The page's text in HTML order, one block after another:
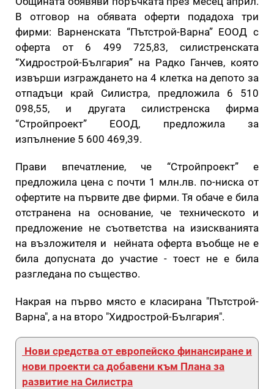
В отговор на обявата оферти подадоха три
фирми: Варненската “Пътстрой-Варна” ЕООД с
оферта от 6 499 725,83, силистренската
“Хидрострой-България” на Радко Ганчев, която
извърши изграждането на 4 клетка на депото за
отпадъци край Силистра, предложила 6 510
098,55, и другата силистренска фирма
“Стройпроект” ЕООД, предложила за
изпълнение 5 600 469,39.
Прави впечатление, че “Стройпроект” е
предложила цена с почти 1 млн.лв. по-ниска от
офертите на първите две фирми. Тя обаче е била
отстранена на основание, че техническото и
предложение не съответства на изискванията
на възложителя и нейната оферта въобще не е
била допусната до участие - тоест не е била
разгледана по същество.
Накрая на първо място е класирана "Пътстрой-
Варна", а на второ "Хидрострой-България".
Нови средства от европейско финансиране и
нови проекти са добавени към Плана за
развитие на Силистра